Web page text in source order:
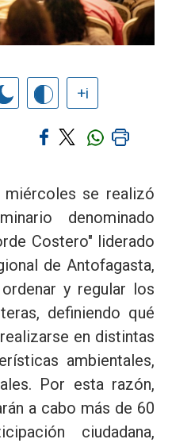
+i
miércoles se realizó
denominado
Costero" liderado
de Antofagasta,
y regular los
definiendo qué
en distintas
ambientales,
Por esta razón,
a cabo más de 60
ciudadana,